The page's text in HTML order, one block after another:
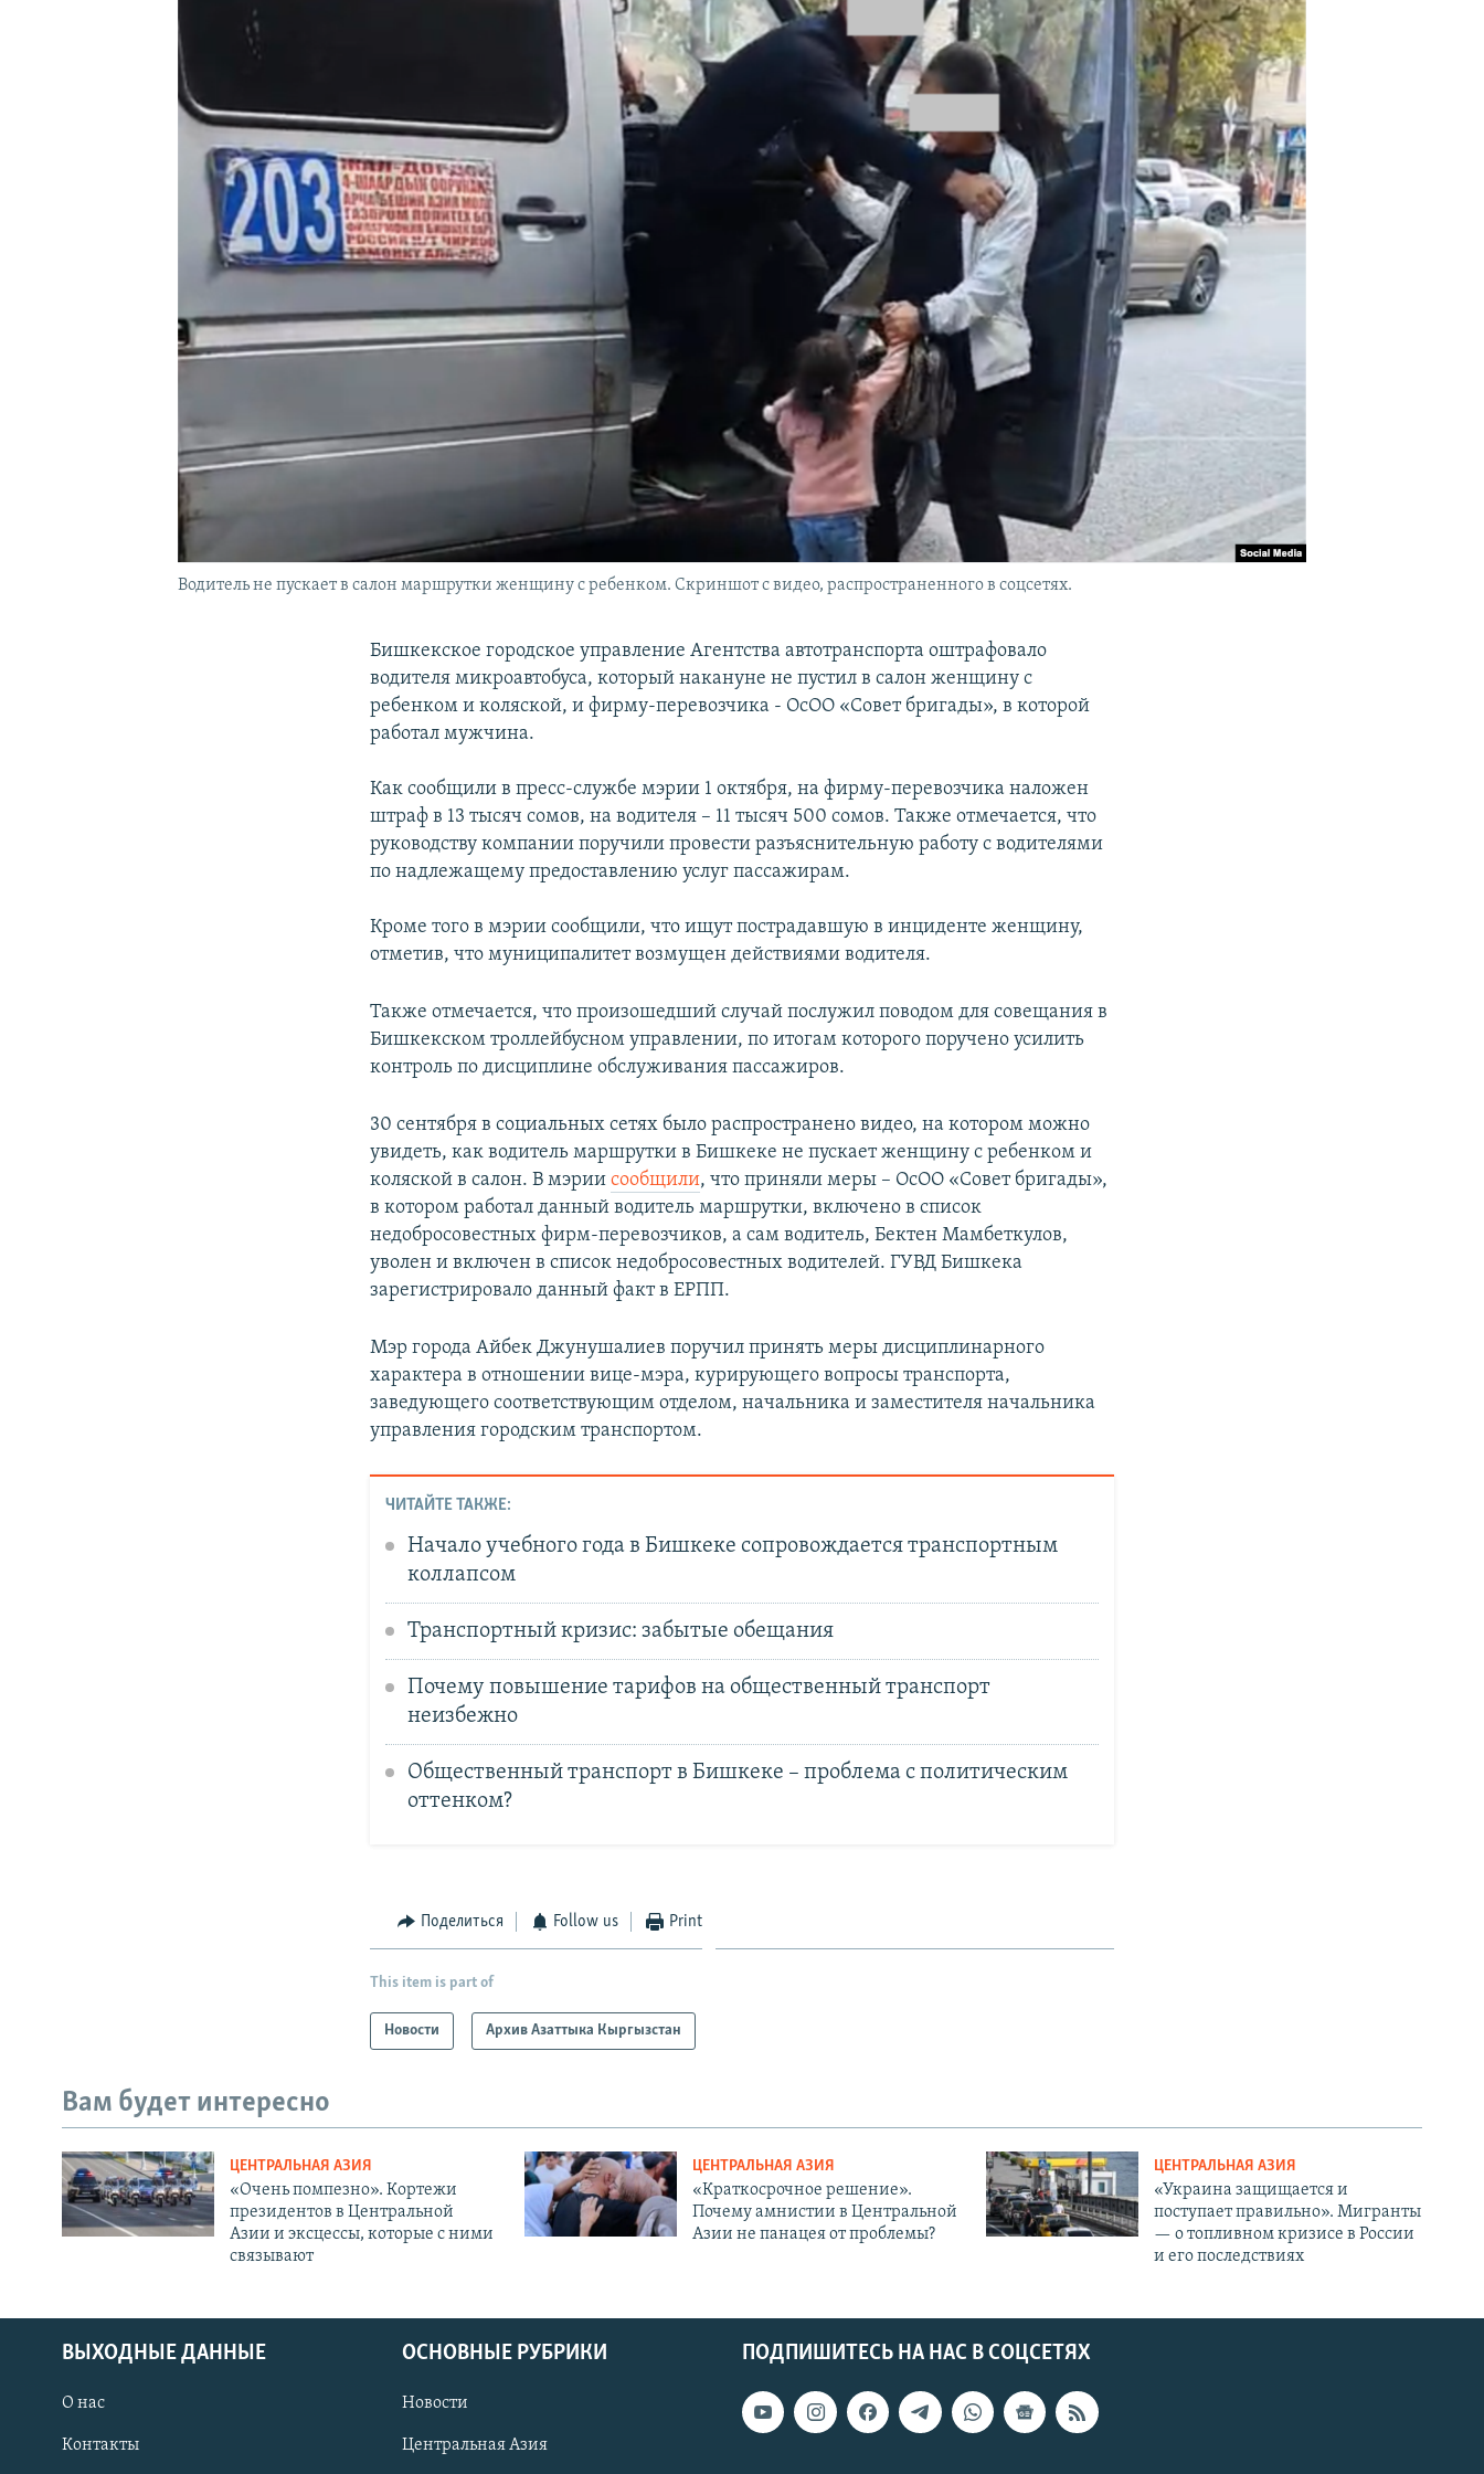
Водитель не пускает в салон маршрутки женщину с ребенком. Скриншот с видео, распространенного в соцсетях.
Бишкекское городское управление Агентства автотранспорта оштрафовало
водителя микроавтобуса, который накануне не пустил в салон женщину с
ребенком и коляской, и фирму-перевозчика - ОсОО «Совет бригады», в которой
работал мужчина.
Как сообщили в пресс-службе мэрии 1 октября, на фирму-перевозчика наложен
штраф в 13 тысяч сомов, на водителя – 11 тысяч 500 сомов. Также отмечается, что
руководству компании поручили провести разъяснительную работу с водителями
по надлежащему предоставлению услуг пассажирам.
Кроме того в мэрии сообщили, что ищут пострадавшую в инциденте женщину,
отметив, что муниципалитет возмущен действиями водителя.
Также отмечается, что произошедший случай послужил поводом для совещания в
Бишкекском троллейбусном управлении, по итогам которого поручено усилить
контроль по дисциплине обслуживания пассажиров.
30 сентября в социальных сетях было распространено видео, на котором можно
увидеть, как водитель маршрутки в Бишкеке не пускает женщину с ребенком и
коляской в салон. В мэриисообщили, что приняли меры – ОсОО «Совет бригады»,
в котором работал данный водитель маршрутки, включено в список
недобросовестных фирм-перевозчиков, а сам водитель, Бектен Мамбеткулов,
уволен и включен в список недобросовестных водителей. ГУВД Бишкека
зарегистрировало данный факт в ЕРПП.
Мэр города Айбек Джунушалиев поручил принять меры дисциплинарного
характера в отношении вице-мэра, курирующего вопросы транспорта,
заведующего соответствующим отделом, начальника и заместителя начальника
управления городским транспортом.
ЧИТАЙТЕ ТАКЖЕ:
Начало учебного года в Бишкеке сопровождается транспортным
коллапсом
Транспортный кризис: забытые обещания
Почему повышение тарифов на общественный транспорт
неизбежно
Общественный транспорт в Бишкеке – проблема с политическим
оттенком?
Поделиться Follow us Print
This item is part of
Новости Архив Азаттыка Кыргызстан
Вам будет интересно
ЦЕНТРАЛЬНАЯ АЗИЯ
«Очень помпезно». Кортежи
президентов в Центральной
Азии и эксцессы, которые с ними
связывают
ЦЕНТРАЛЬНАЯ АЗИЯ
«Краткосрочное решение».
Почему амнистии в Центральной
Азии не панацея от проблемы?
ЦЕНТРАЛЬНАЯ АЗИЯ
«Украина защищается и
поступает правильно». Мигранты
— о топливном кризисе в России
и его последствиях
ПОДПИШИТЕСЬ НА НАС В СОЦСЕТЯХ
ВЫХОДНЫЕ ДАННЫЕ
О нас
Контакты
ОСНОВНЫЕ РУБРИКИ
Новости
Центральная Азия